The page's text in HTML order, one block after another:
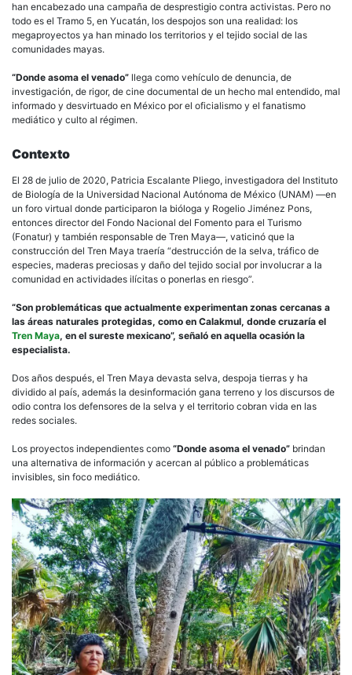
han encabezado una campaña de desprestigio contra activistas. Pero no
todo es el Tramo 5, en Yucatán, los despojos son una realidad: los
megaproyectos ya han minado los territorios y el tejido social de las
comunidades mayas.
“Donde asoma el venado” llega como vehículo de denuncia, de
investigación, de rigor, de cine documental de un hecho mal entendido, mal
informado y desvirtuado en México por el oficialismo y el fanatismo
mediático y culto al régimen.
Contexto
El 28 de julio de 2020, Patricia Escalante Pliego, investigadora del Instituto
de Biología de la Universidad Nacional Autónoma de México (UNAM) —en
un foro virtual donde participaron la bióloga y Rogelio Jiménez Pons,
entonces director del Fondo Nacional del Fomento para el Turismo
(Fonatur) y también responsable de Tren Maya—, vaticinó que la
construcción del Tren Maya traería “destrucción de la selva, tráfico de
especies, maderas preciosas y daño del tejido social por involucrar a la
comunidad en actividades ilícitas o ponerlas en riesgo”.
“Son problemáticas que actualmente experimentan zonas cercanas a
las áreas naturales protegidas, como en Calakmul, donde cruzaría el
Tren Maya, en el sureste mexicano”, señaló en aquella ocasión la
especialista.
Dos años después, el Tren Maya devasta selva, despoja tierras y ha
dividido al país, además la desinformación gana terreno y los discursos de
odio contra los defensores de la selva y el territorio cobran vida en las
redes sociales.
Los proyectos independientes como “Donde asoma el venado” brindan
una alternativa de información y acercan al público a problemáticas
invisibles, sin foco mediático.